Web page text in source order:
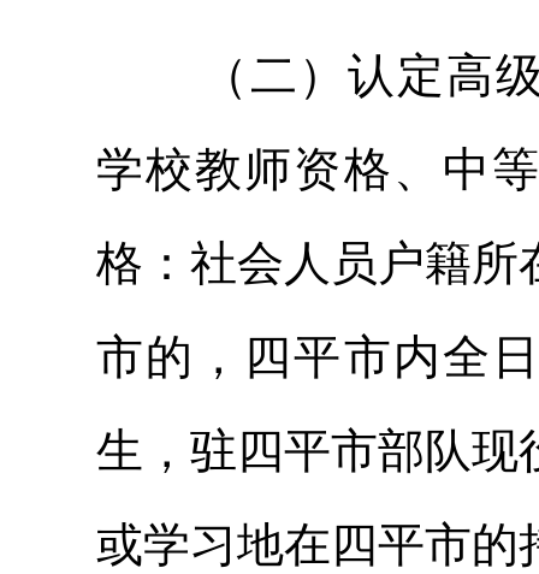
（二）认定高
学校教师资格、中
格：社会人员户籍所
市的，四平市内全
生，驻四平市部队现
或学习地在四平市的